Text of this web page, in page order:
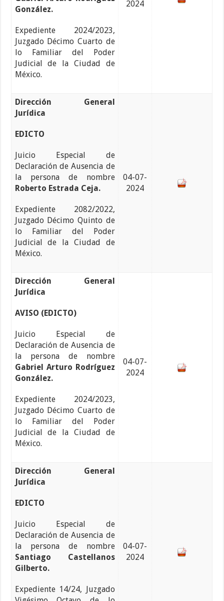
González.
Expediente 2024/2023,
Juzgado Décimo Cuarto de
lo Familiar del Poder
Judicial de la Ciudad de
México.
2024
Dirección General
Jurídica
EDICTO
Juicio Especial de
Declaración de Ausencia de
la persona de nombre
Roberto Estrada Ceja.
Expediente 2082/2022,
Juzgado Décimo Quinto de
lo Familiar del Poder
Judicial de la Ciudad de
México.
04-07-
2024
Dirección General
Jurídica
AVISO (EDICTO)
Juicio Especial de
Declaración de Ausencia de
la persona de nombre
Gabriel Arturo Rodríguez
González.
Expediente 2024/2023,
Juzgado Décimo Cuarto de
lo Familiar del Poder
Judicial de la Ciudad de
México.
04-07-
2024
Dirección General
Jurídica
EDICTO
Juicio Especial de
Declaración de Ausencia de
la persona de nombre
Santiago Castellanos
Gilberto.
Expediente 14/24, Juzgado
04-07-
2024